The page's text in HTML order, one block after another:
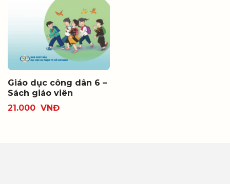
Giáo dục công dân 6 –
Sách giáo viên
21.000 VNĐ